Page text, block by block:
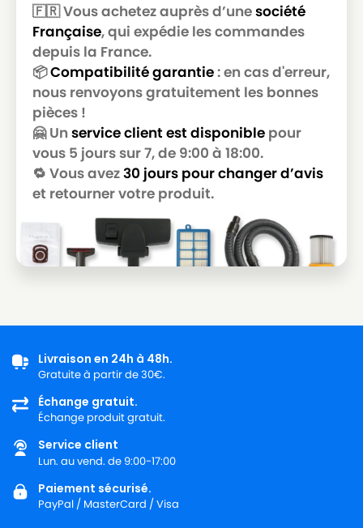
🇫🇷 Vous achetez auprès d’unesociété
Française, qui expédie les commandes
depuis la France.
📦Compatibilité garantie: en cas d'erreur,
nous renvoyons gratuitement les bonnes
pièces !
🤗 Un service client est disponible pour
vous 5 jours sur 7, de 9:00 à 18:00.
🔁 Vous avez30 jours pour changer d’avis
et retourner votre produit.
Livraison en 24h à 48h.
Gratuite à partir de 30€.
Échange gratuit.
Échange produit gratuit.
Service client
Lun. au vend. de 9:00-17:00
Paiement sécurisé.
PayPal / MasterCard / Visa